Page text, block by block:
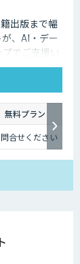
出版まで幅
、AI・デー
でご支援い
無料プラン
合せください